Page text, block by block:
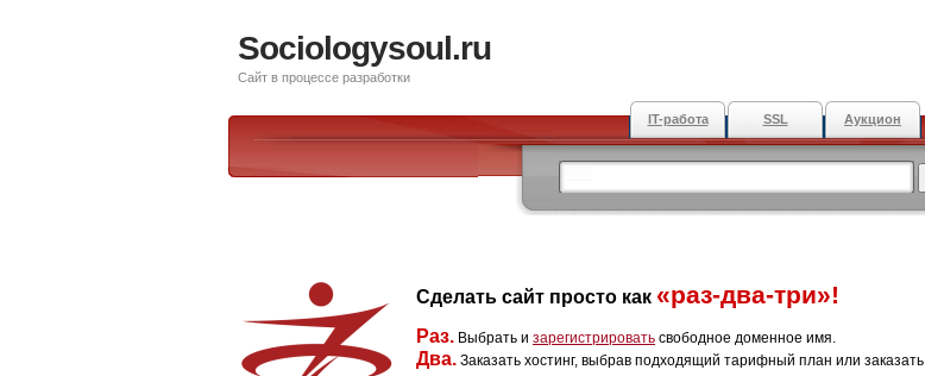
Sociologysoul.ru
Сайт в процессе разработки
IT-работа SSL Аукцион
Сделать сайт просто как «раз-два-три»!
Раз. Выбрать и зарегистрировать свободное доменное имя.
Два. Заказать хостинг, выбрав подходящий тарифный план или заказать